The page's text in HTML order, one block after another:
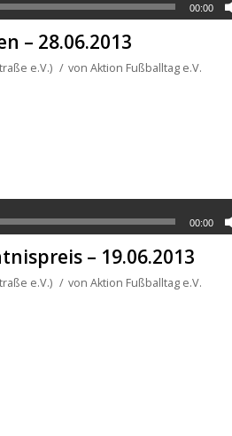
00:00
– 28.06.2013
e.V.) / von Aktion Fußballtag e.V.
00:00
– 19.06.2013
e.V.) / von Aktion Fußballtag e.V.